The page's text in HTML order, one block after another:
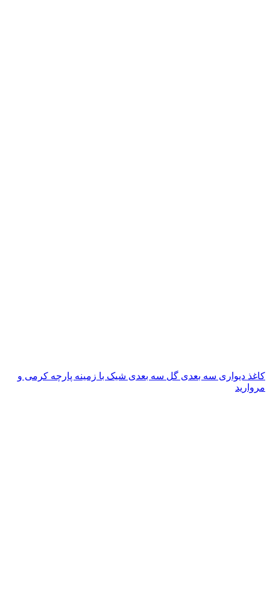
کاغذ دیواری سه بعدی گل سه بعدی شیک با زمینه پارچه کرمی و
مروارید